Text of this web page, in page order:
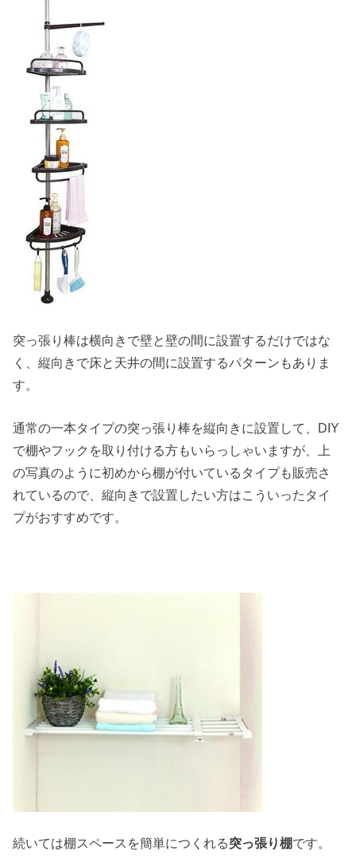
突っ張り棒は横向きで壁と壁の間に設置するだけではな
く、縦向きで床と天井の間に設置するパターンもありま
す。
通常の一本タイプの突っ張り棒を縦向きに設置して、DIY
で棚やフックを取り付ける方もいらっしゃいますが、上
の写真のように初めから棚が付いているタイプも販売さ
れているので、縦向きで設置したい方はこういったタイ
プがおすすめです。
続いては棚スペースを簡単につくれる突っ張り棚です。